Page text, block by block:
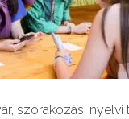
szórakozás,